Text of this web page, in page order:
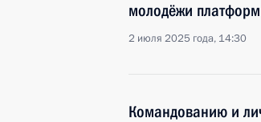
молодёжи
2 июля 2025 года, 14:30
Командованию и